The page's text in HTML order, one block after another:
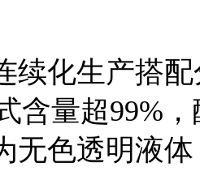
续化生产搭
含量超99%
无色透明液